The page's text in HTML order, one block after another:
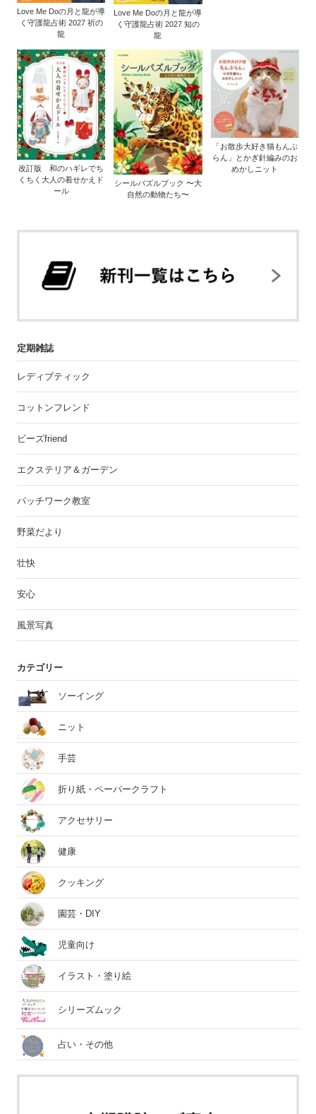
Love Me Doの月と龍が導
く守護龍占術 2027 祈の
龍
Love Me Doの月と龍が導
く守護龍占術 2027 知の
龍
改訂版 和のハギレでち
くちく大人の着せかえド
ール
シールパズルブック 〜大
自然の動物たち〜
「お散歩大好き猫もんぶ
らん」とかぎ針編みのお
めかしニット
定期雑誌
レディブティック
コットンフレンド
ビーズfriend
エクステリア＆ガーデン
パッチワーク教室
野菜だより
壮快
安心
風景写真
カテゴリー
ソーイング
ニット
手芸
折り紙・ペーパークラフト
アクセサリー
健康
クッキング
園芸・DIY
児童向け
イラスト・塗り絵
シリーズムック
占い・その他